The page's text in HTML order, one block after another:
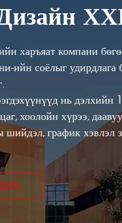
компани
ийн соёлыг
нь дэлхийн
хоолойн хүрээ,
шийдэл, график хэвлэл